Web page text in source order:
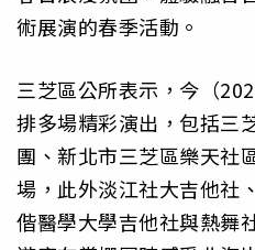
術展演的春季活動。
三芝區公所表示，今（
排多場精彩演出，包括三
團、新北市三芝區樂天社
場，此外淡江社大吉他社
偕醫學大學吉他社與熱舞